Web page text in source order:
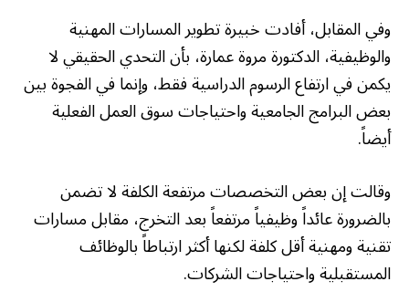
وفي المقابل، أفادت خبيرة تطوير المسارات المهنية
والوظيفية، الدكتورة مروة عمارة، بأن التحدي الحقيقي لا
يكمن في ارتفاع الرسوم الدراسية فقط، وإنما في الفجوة بين
بعض البرامج الجامعية واحتياجات سوق العمل الفعلية
أيضاً.
وقالت إن بعض التخصصات مرتفعة الكلفة لا تضمن
بالضرورة عائداً وظيفياً مرتفعاً بعد التخرج، مقابل مسارات
تقنية ومهنية أقل كلفة لكنها أكثر ارتباطاً بالوظائف
المستقبلية واحتياجات الشركات.